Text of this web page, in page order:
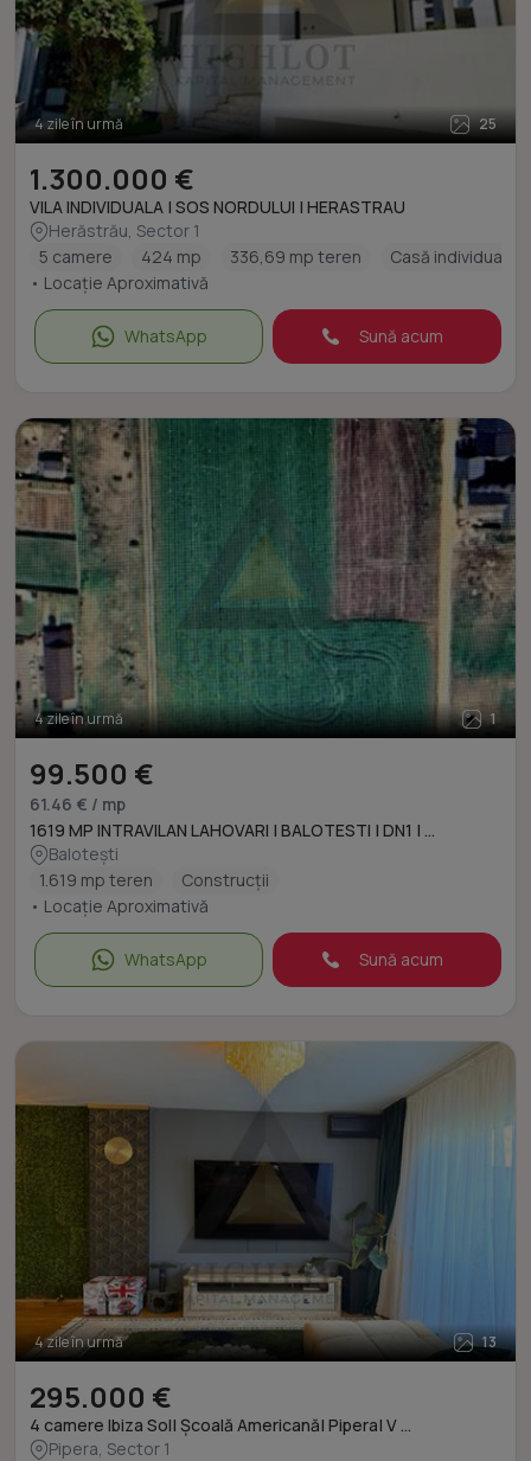
4 zile în urmă 25
1.300.000 €
VILA INDIVIDUALA | SOS NORDULUI | HERASTRAU
Herăstrău, Sector 1
5 camere
424 mp 336,69 mp teren
Casă individuală
• Locație Aproximativă
WhatsApp Sună acum
4 zile în urmă 1
99.500 €
61.46 € / mp
1619 MP INTRAVILAN LAHOVARI | BALOTESTI | DN1 | ...
Balotești
1.619 mp teren
Construcții
• Locație Aproximativă
WhatsApp Sună acum
4 zile în urmă 13
295.000 €
4 camere Ibiza Sol| Școală Americană| Pipera| V ...
Pipera, Sector 1